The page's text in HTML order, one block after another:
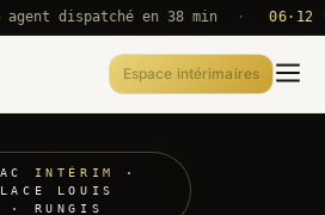
dispatché en 38 min · 06·12 UTC
Espace intérimaires
INTÉRIM
·
LOUIS
RUNGIS